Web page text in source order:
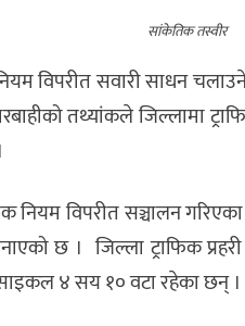
सांकेतिक तस्वीर
विपरीत सवारी साधन
तथ्यांकले जिल्लामा
नियम विपरीत सञ्चालन
छ ।जिल्ला ट्राफिक
४ सय १० वटा रहेका छन् ।